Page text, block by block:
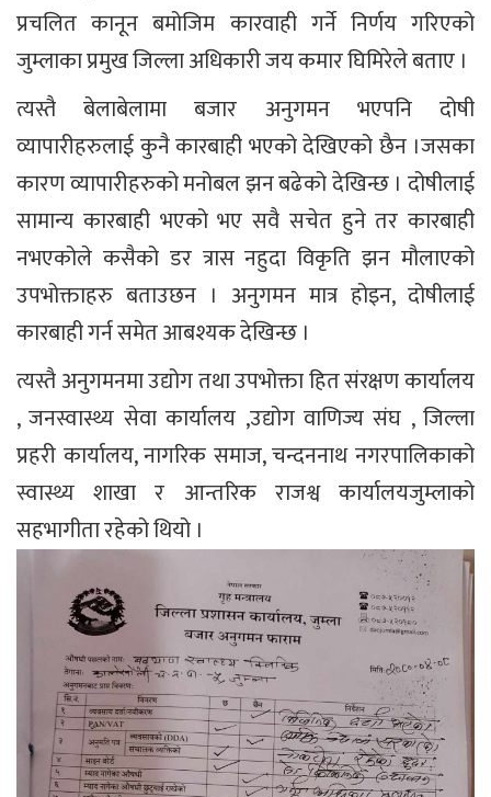
प्रचलित कानून बमोजिम कारवाही गर्ने निर्णय गरिएको
जुम्लाका प्रमुख जिल्ला अधिकारी जय कमार घिमिरेले बताए ।
त्यस्तै बेलाबेलामा बजार अनुगमन भएपनि दोषी
व्यापारीहरुलाई कुनै कारबाही भएको देखिएको छैन ।जसका
कारण व्यापारीहरुको मनोबल झन बढेको देखिन्छ । दोषीलाई
सामान्य कारबाही भएको भए सवै सचेत हुने तर कारबाही
नभएकोले कसैको डर त्रास नहुदा विकृति झन मौलाएको
उपभोक्ताहरु बताउछन । अनुगमन मात्र होइन, दोषीलाई
कारबाही गर्न समेत आबश्यक देखिन्छ ।
त्यस्तै अनुगमनमा उद्योग तथा उपभोक्ता हित संरक्षण कार्यालय
, जनस्वास्थ्य सेवा कार्यालय ,उद्योग वाणिज्य संघ , जिल्ला
प्रहरी कार्यालय, नागरिक समाज, चन्दननाथ नगरपालिकाको
स्वास्थ्य शाखा र आन्तरिक राजश्व कार्यालयजुम्लाको
सहभागीता रहेको थियो ।